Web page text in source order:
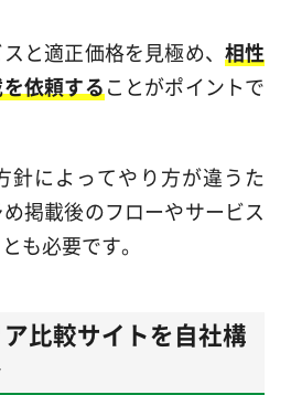
と適正価格を見極め、 相性
依頼することがポイントで
針によってやり方が違うた
掲載後のフローやサービス
も必要です。
比較サイトを自社構